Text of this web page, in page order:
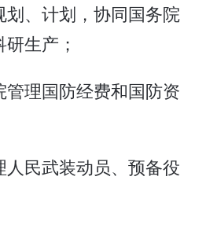
、计划，协同国务院
生产；
管理国防经费和国防资
人民武装动员、预备役